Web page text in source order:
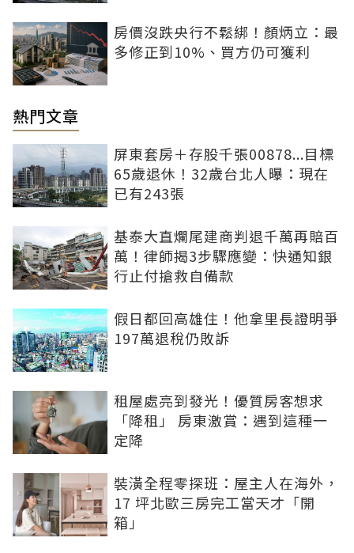
房價沒跌央行不鬆綁！顏炳立：最
多修正到10%、買方仍可獲利
熱門文章
屏東套房＋存股千張00878...目標
65歲退休！32歲台北人曝：現在
已有243張
基泰大直爛尾建商判退千萬再賠百
萬！律師揭3步驟應變：快通知銀
行止付搶救自備款
假日都回高雄住！他拿里長證明爭
197萬退稅仍敗訴
租屋處亮到發光！優質房客想求
「降租」 房東激賞：遇到這種一
定降
裝潢全程零探班：屋主人在海外，
17 坪北歐三房完工當天才「開
箱」